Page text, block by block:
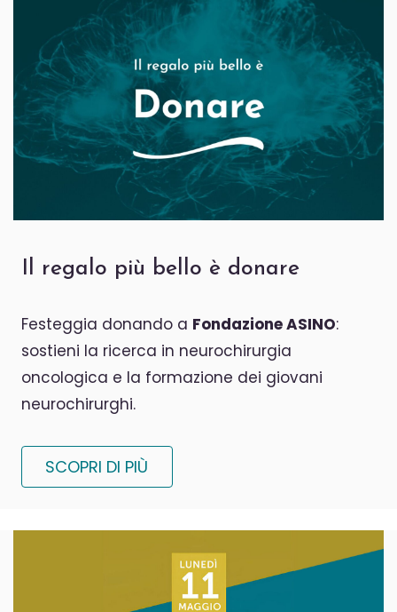
Il regalo più bello è donare
Festeggia donando a Fondazione ASINO:
sostieni la ricerca in neurochirurgia
oncologica e la formazione dei giovani
neurochirurghi.
SCOPRI DI PIÙ